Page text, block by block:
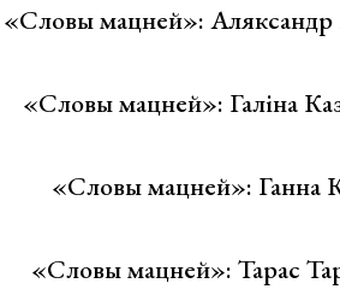
«Словы мацней»: Аляксандр
«Словы мацней»: Галіна
«Словы мацней»: Ганна
«Словы мацней»: Тарас